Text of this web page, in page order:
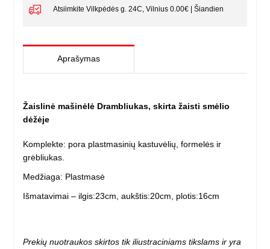
Atsiimkite Vilkpėdės g. 24C, Vilnius 0.00€ | Šiandien
Aprašymas
Žaislinė mašinėlė Drambliukas, skirta žaisti smėlio
dėžėje
Komplekte: pora plastmasinių kastuvėlių, formelės ir
grėbliukas.
Medžiaga: Plastmasė
Išmatavimai – ilgis:23cm, aukštis:20cm, plotis:16cm
Prekių nuotraukos skirtos tik iliustraciniams tikslams ir yra